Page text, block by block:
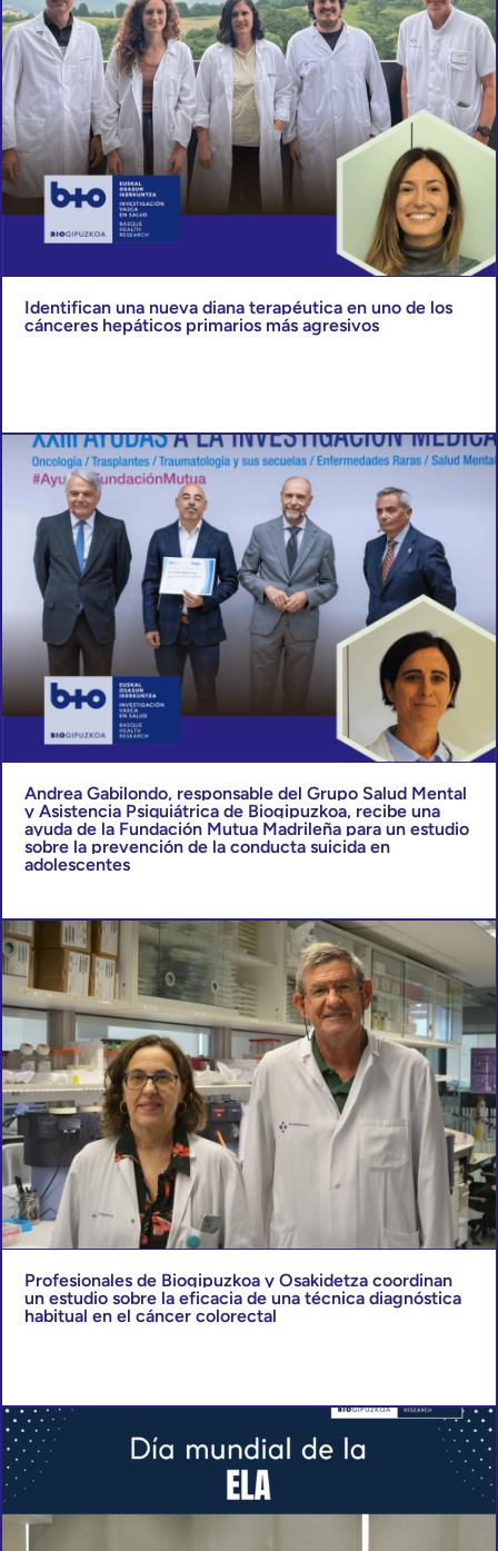
Identifican una nueva diana terapéutica en uno de los
cánceres hepáticos primarios más agresivos
Andrea Gabilondo, responsable del Grupo Salud Mental
y Asistencia Psiquiátrica de Biogipuzkoa, recibe una
ayuda de la Fundación Mutua Madrileña para un estudio
sobre la prevención de la conducta suicida en
adolescentes
Profesionales de Biogipuzkoa y Osakidetza coordinan
un estudio sobre la eficacia de una técnica diagnóstica
habitual en el cáncer colorectal